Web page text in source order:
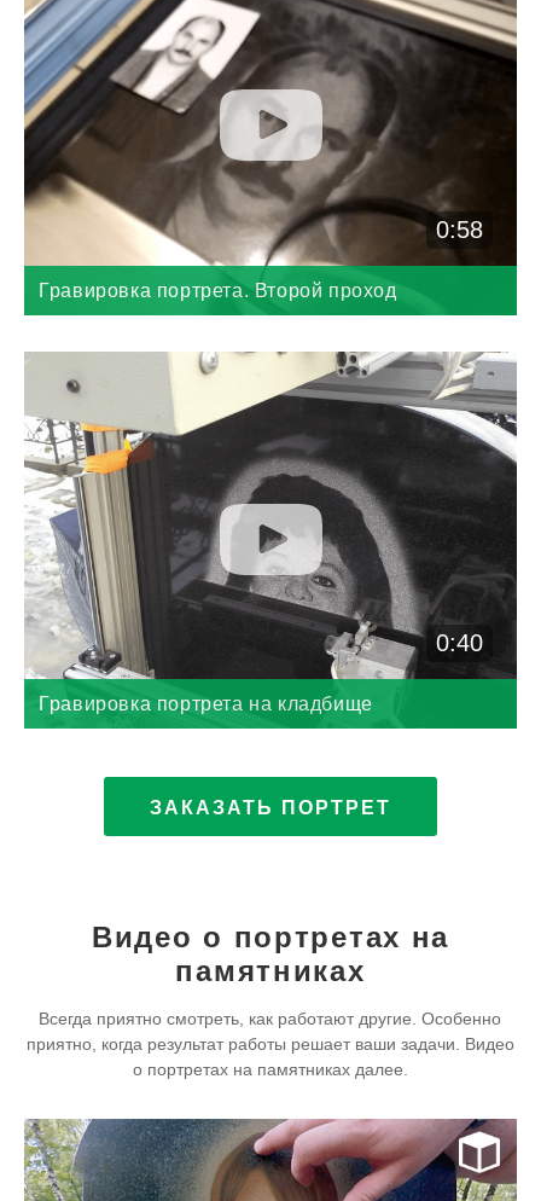
0:58
Гравировка портрета. Второй проход
0:40
Гравировка портрета на кладбище
ЗАКАЗАТЬ ПОРТРЕТ
Видео о портретах на
памятниках
Всегда приятно смотреть, как работают другие. Особенно
приятно, когда результат работы решает ваши задачи. Видео
о портретах на памятниках далее.